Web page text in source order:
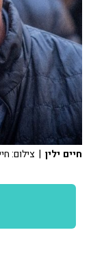
חיים ילין | צילום: